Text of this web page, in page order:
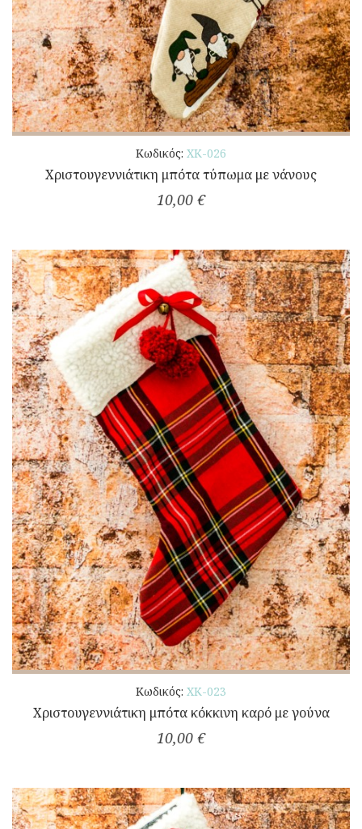
Κωδικός: ΧΚ-026
Χριστουγεννιάτικη μπότα τύπωμα με νάνους
10,00 €
Κωδικός: ΧΚ-023
Χριστουγεννιάτικη μπότα κόκκινη καρό με γούνα
10,00 €